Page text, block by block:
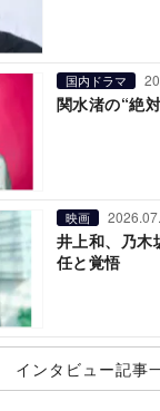
国内ドラマ
関水渚の“絶
映画
井上和、乃木
任と覚悟
インタビュー記事